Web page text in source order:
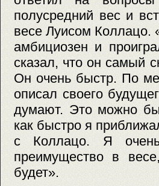
полусредний вес и
весе Луисом
амбициозен и
сказал, что он самый
Он очень быстр. По
описал своего
думают. Это можно
как быстро я
с Коллацо. Я
преимущество в
будет».